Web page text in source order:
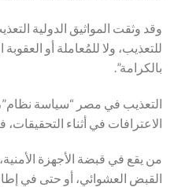
وقد وثقت المواثيق الدولية
للتعذيب، ولا للمُعاملة أو العقوبة
بالكرامة”.
التعذيب في مصر “سياسة نظام”،
الاعترافات في أثناء
من يقع في قبضة الأجهزة
القبض العشوائي، أو حتى في